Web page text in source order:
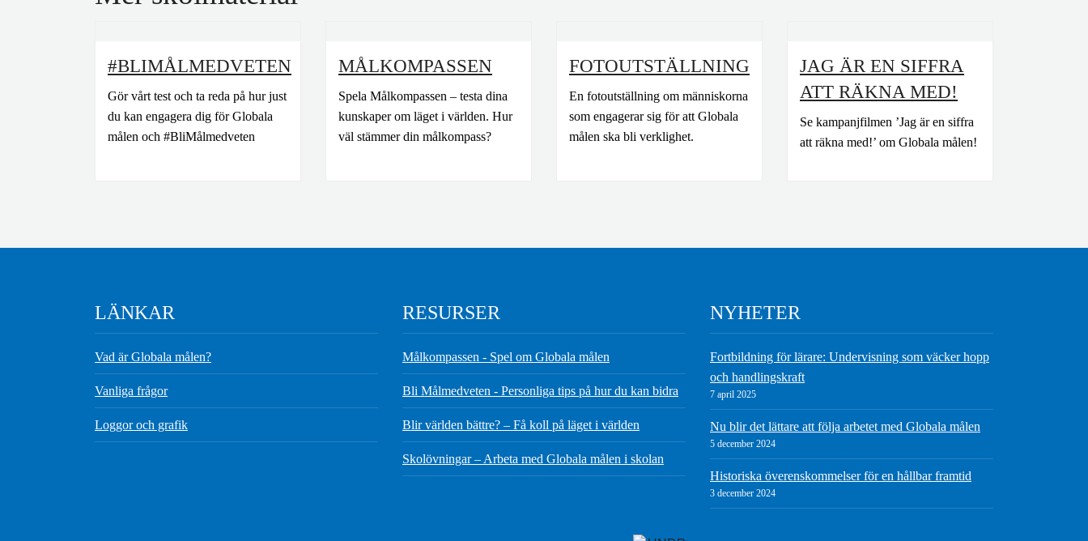
#BLIMÅLMEDVETEN
Gör vårt test och ta reda på hur just
du kan engagera dig för Globala
målen och #BliMålmedveten
MÅLKOMPASSEN
Spela Målkompassen – testa dina
kunskaper om läget i världen. Hur
väl stämmer din målkompass?
FOTOUTSTÄLLNING
En fotoutställning om människorna
som engagerar sig för att Globala
målen ska bli verklighet.
JAG ÄR EN SIFFRA
ATT RÄKNA MED!
Se kampanjfilmen ’Jag är en siffra
att räkna med!’ om Globala målen!
LÄNKAR
Vad är Globala målen?
Vanliga frågor
Loggor och grafik
RESURSER
Målkompassen - Spel om Globala målen
Bli Målmedveten - Personliga tips på hur du kan bidra
Blir världen bättre? – Få koll på läget i världen
Skolövningar – Arbeta med Globala målen i skolan
NYHETER
Fortbildning för lärare: Undervisning som väcker hopp
och handlingskraft
7 april 2025
Nu blir det lättare att följa arbetet med Globala målen
5 december 2024
Historiska överenskommelser för en hållbar framtid
3 december 2024